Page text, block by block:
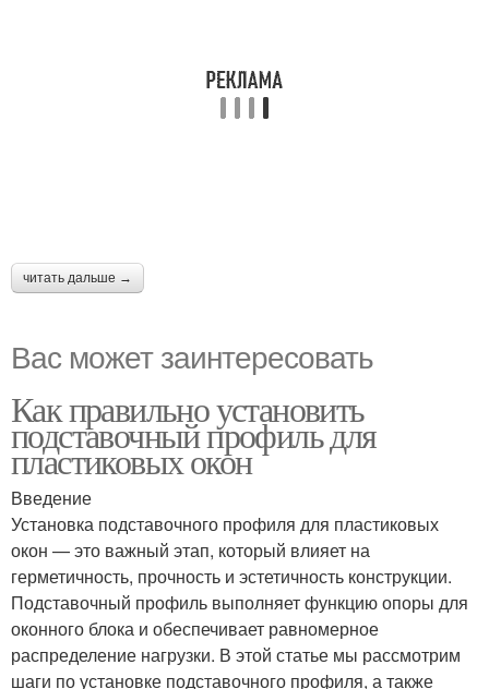
читать дальше →
Вас может заинтересовать
Как правильно установить
подставочный профиль для
пластиковых окон
Введение
Установка подставочного профиля для пластиковых
окон — это важный этап, который влияет на
герметичность, прочность и эстетичность конструкции.
Подставочный профиль выполняет функцию опоры для
оконного блока и обеспечивает равномерное
распределение нагрузки. В этой статье мы рассмотрим
шаги по установке подставочного профиля, а также